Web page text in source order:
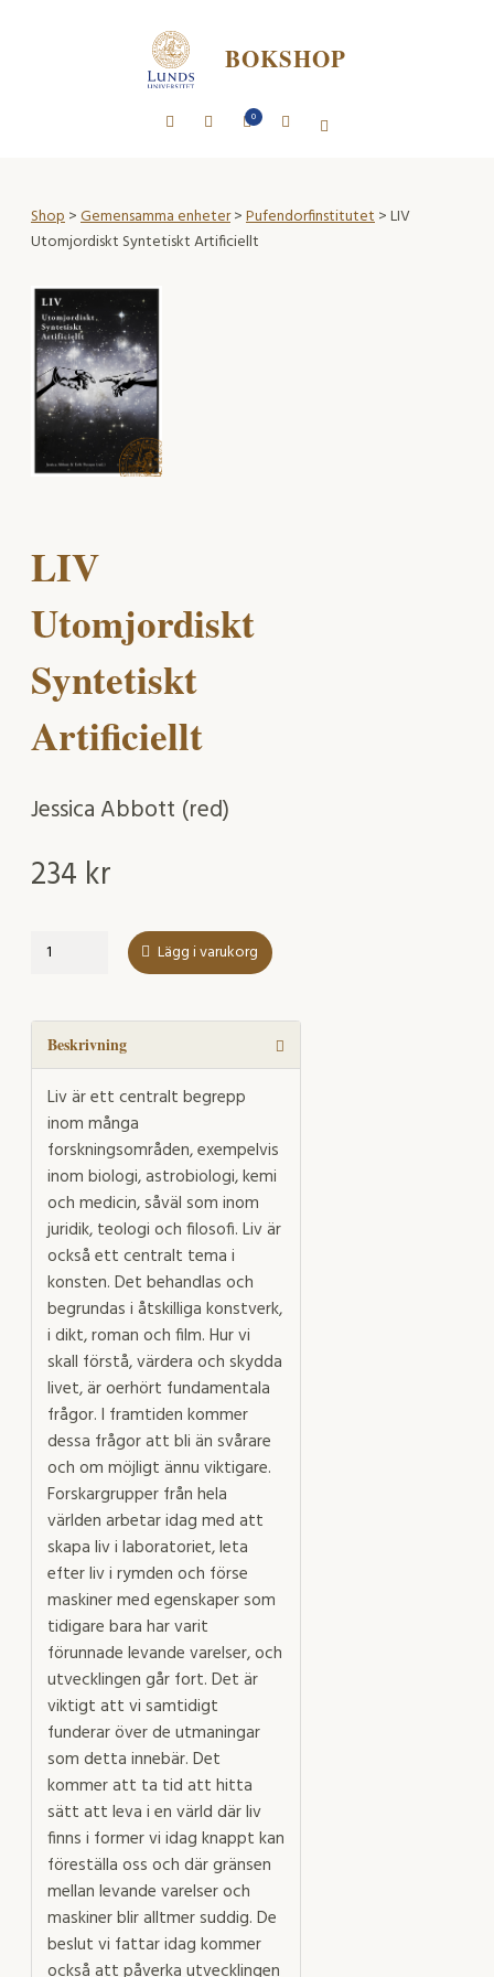
BOKSHOP
0
Shop>Gemensamma enheter>Pufendorfinstitutet> LIV
Utomjordiskt Syntetiskt Artificiellt
LIV
Utomjordiskt
Syntetiskt
Artificiellt
Jessica Abbott (red)
234 kr
LIV
Artificiellt
mängd
Lägg i varukorg
Beskrivning
Liv är ett centralt begrepp
inom många
forskningsområden, exempelvis
inom biologi, astrobiologi, kemi
och medicin, såväl som inom
juridik, teologi och filosofi. Liv är
också ett centralt tema i
konsten. Det behandlas och
begrundas i åtskilliga konstverk,
i dikt, roman och film. Hur vi
skall förstå, värdera och skydda
livet, är oerhört fundamentala
frågor. I framtiden kommer
dessa frågor att bli än svårare
och om möjligt ännu viktigare.
Forskargrupper från hela
världen arbetar idag med att
skapa liv i laboratoriet, leta
efter liv i rymden och förse
maskiner med egenskaper som
tidigare bara har varit
förunnade levande varelser, och
utvecklingen går fort. Det är
viktigt att vi samtidigt
funderar över de utmaningar
som detta innebär. Det
kommer att ta tid att hitta
sätt att leva i en värld där liv
finns i former vi idag knappt kan
föreställa oss och där gränsen
mellan levande varelser och
maskiner blir alltmer suddig. De
beslut vi fattar idag kommer
också att påverka utvecklingen